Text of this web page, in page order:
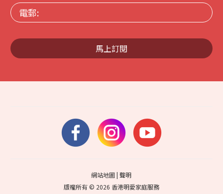
電
郵:
馬上訂閱
網站地圖|聲明
版權所有 © 2026 香港明愛家庭服務